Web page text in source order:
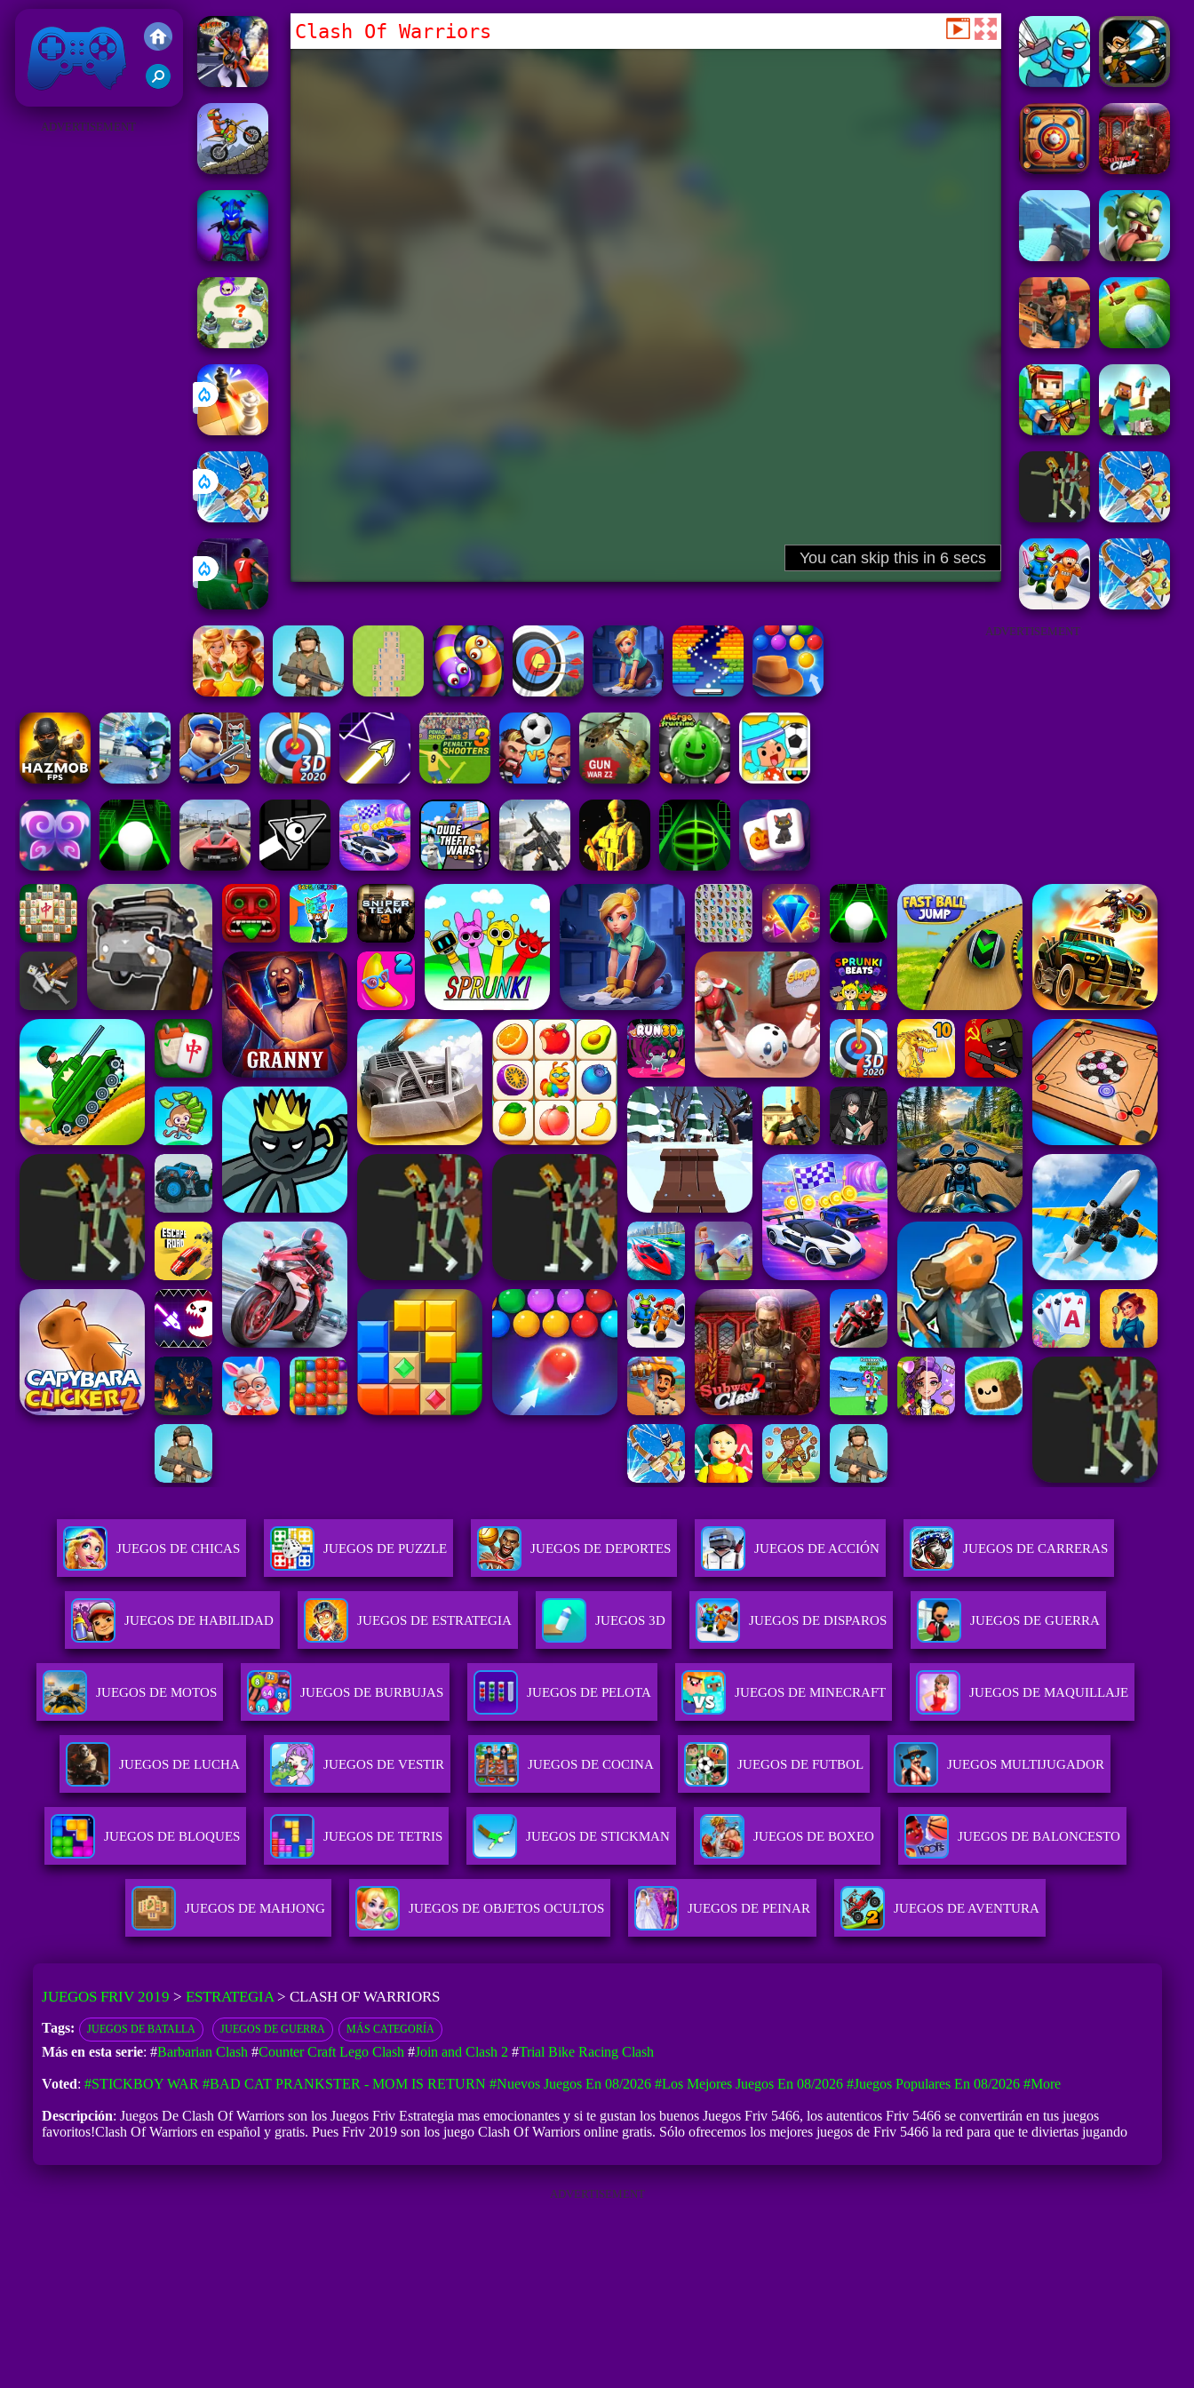
Juegos Friv 2019
ADVERTISEMENT
Clash Of Warriors
ADVERTISEMENT
JUEGOS DE CHICAS JUEGOS DE PUZZLE JUEGOS DE DEPORTES JUEGOS DE ACCIÓN JUEGOS DE CARRERAS
JUEGOS DE HABILIDAD JUEGOS DE ESTRATEGIA JUEGOS 3D JUEGOS DE DISPAROS JUEGOS DE GUERRA
JUEGOS DE MOTOS JUEGOS DE BURBUJAS JUEGOS DE PELOTA JUEGOS DE MINECRAFT JUEGOS DE MAQUILLAJE
JUEGOS DE LUCHA JUEGOS DE VESTIR JUEGOS DE COCINA JUEGOS DE FUTBOL JUEGOS MULTIJUGADOR
JUEGOS DE BLOQUES JUEGOS DE TETRIS JUEGOS DE STICKMAN JUEGOS DE BOXEO JUEGOS DE BALONCESTO
JUEGOS DE MAHJONG JUEGOS DE OBJETOS OCULTOS JUEGOS DE PEINAR JUEGOS DE AVENTURA
JUEGOS FRIV 2019 > ESTRATEGIA> CLASH OF WARRIORS
Tags: JUEGOS DE BATALLA JUEGOS DE GUERRA MÁS CATEGORÍA
Más en esta serie: #Barbarian Clash #Counter Craft Lego Clash #Join and Clash 2 #Trial Bike Racing Clash
Voted: #STICKBOY WAR #BAD CAT PRANKSTER - MOM IS RETURN #Nuevos Juegos En 08/2026 #Los Mejores Juegos En 08/2026 #Juegos Populares En 08/2026 #more
Descripción: Juegos De Clash Of Warriors son los Juegos Friv Estrategia mas emocionantes y si te gustan los buenos Juegos Friv 5466, los autenticos Friv 5466 se convertirán en tus juegos
favoritos!Clash Of Warriors en español y gratis. Pues Friv 2019 son los juego Clash Of Warriors online gratis. Sólo ofrecemos los mejores juegos de Friv 5466 la red para que te diviertas jugando
ADVERTISEMENT